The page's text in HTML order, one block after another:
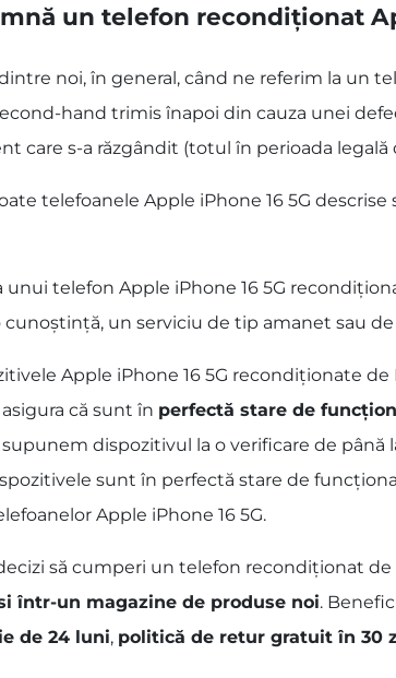
un telefon recondiționat
noi, în general, când ne referim la un
hand trimis înapoi din cauza unei
care s-a răzgândit (totul în perioada legală
telefoanele Apple iPhone 16 5G descrise
unui telefon Apple iPhone 16 5G
cunoștință, un serviciu de tip amanet sau
Apple iPhone 16 5G recondiționate
că sunt în perfectă stare de
dispozitivul la o verificare de
sunt în perfectă stare de
Apple iPhone 16 5G.
să cumperi un telefon recondiționat de
într-un magazine de produse noi.
de 24 luni, politică de retur gratuit în 30